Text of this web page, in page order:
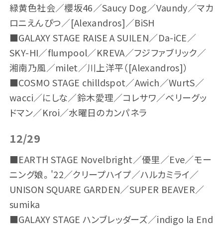
緑黄色社会／櫻坂46／Saucy Dog／Vaundy／マカ
ロニえんぴつ／[Alexandros]／BiSH
■GALAXY STAGE RAISE A SUILEN／Da-iCE／
SKY-HI／flumpool／KREVA／フジファブリック／
湘南乃風／milet／川上洋平（[Alexandros]）
■COSMO STAGE chilldspot／Awich／WurtS／
wacci／にしな／鈴木愛理／コレサワ／ベリーグッ
ドマン／Kroi／水曜日のカンパネラ
12/29
■EARTH STAGE Novelbright／優里／Eve／モー
ニング娘。'22／クリープハイプ／ハルカミライ／
UNISON SQUARE GARDEN／SUPER BEAVER／
sumika
■GALAXY STAGE ハンブレッダーズ／indigo la End